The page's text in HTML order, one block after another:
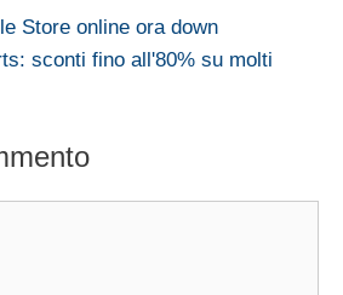
Store online ora down
sconti fino all'80% su molti